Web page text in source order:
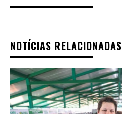
NOTÍCIAS RELACIONADAS